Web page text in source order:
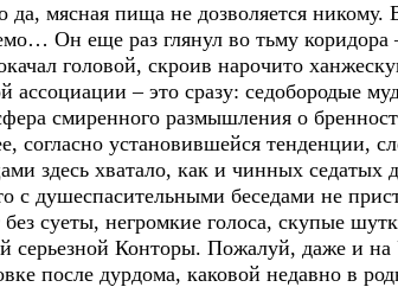
да, мясная пища не дозволяется
Он еще раз глянул во тьму коридора
головой, скроив нарочито
– это сразу: седобородые
смиренного размышления о
согласно установившейся тенденции,
здесь хватало, как и чинных
с душеспасительными беседами не
без суеты, негромкие голоса, скупые
серьезной Конторы. Пожалуй, даже и
после дурдома, каковой недавно в